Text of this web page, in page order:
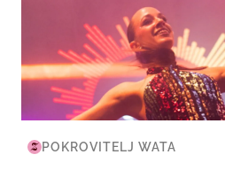
POKROVITELJ WATA